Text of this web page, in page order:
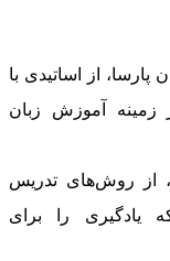
از اساتیدی با
زمینه آموزش زبان
روش‌های تدریس
را برای